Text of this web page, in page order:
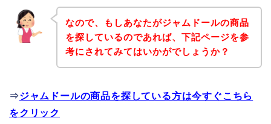
なので、もしあなたがジャムドールの商品
を探しているのであれば、下記ページを参
考にされてみてはいかがでしょうか？
⇒ジャムドールの商品を探している方は今すぐこちら
をクリック